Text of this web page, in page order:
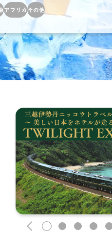
アフリカその他
1